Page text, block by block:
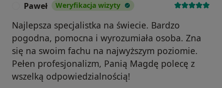
Paweł Weryfikacja wizyty
Najlepsza specjalistka na świecie. Bardzo
pogodna, pomocna i wyrozumiała osoba. Zna
się na swoim fachu na najwyższym poziomie.
Pełen profesjonalizm, Panią Magdę polecę z
wszelką odpowiedzialnością!